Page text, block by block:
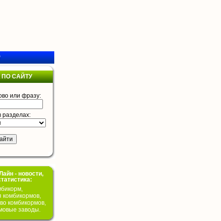
САЙТУ
или фразу:
разделах:
- новости,
комбикормов,
комбикормов,
заводы.